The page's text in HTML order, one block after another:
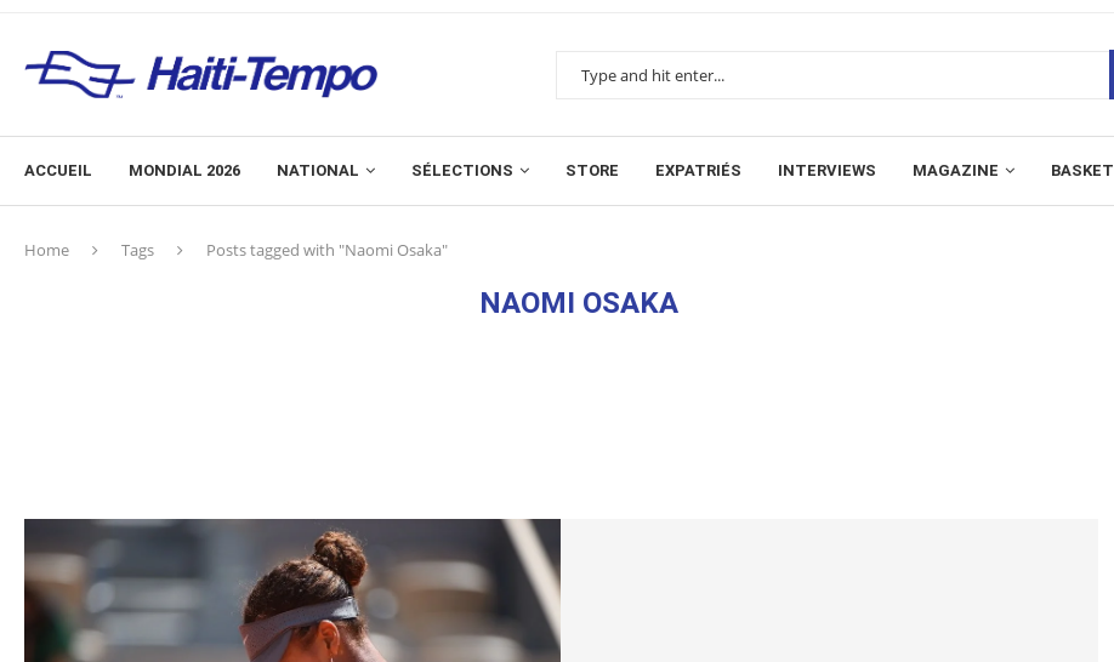
ACCUEIL MONDIAL 2026 NATIONAL SÉLECTIONS STORE EXPATRIÉS INTERVIEWS MAGAZINE BASKET
Home Tags Posts tagged with "Naomi Osaka"
NAOMI OSAKA